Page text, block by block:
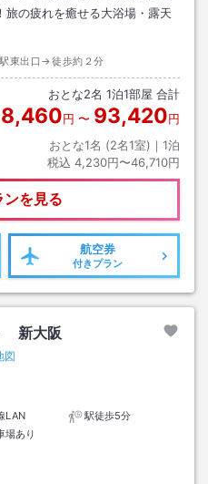
の疲れを癒せる大浴場・露天
東出口→徒歩約２分
おとな2名 1泊1部屋 合計
8,460円 〜 93,420円
おとな1名 (2名1室)｜ 1泊
税込 4,230円〜46,710円
を見る
航空券
付きプラン
新大阪
図
LAN
駅徒歩5分
場あり